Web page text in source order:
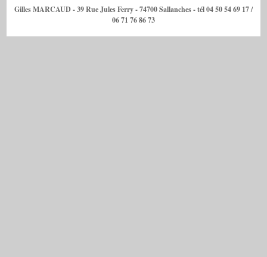
Gilles MARCAUD - 39 Rue Jules Ferry - 74700 Sallanches - tél 04 50 54 69 17 /
06 71 76 86 73